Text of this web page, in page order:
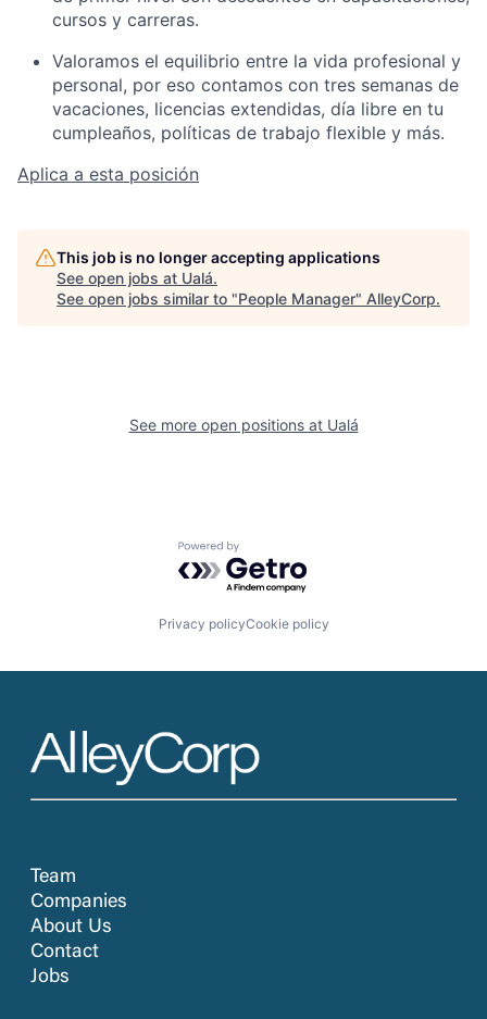
cursos y carreras.
Valoramos el equilibrio entre la vida profesional y
personal, por eso contamos con tres semanas de
vacaciones, licencias extendidas, día libre en tu
cumpleaños, políticas de trabajo flexible y más.
Aplica a esta posición
This job is no longer accepting applications
See open jobs at Ualá.
See open jobs similar to "People Manager" AlleyCorp.
See more open positions at Ualá
Powered by Getro.com
Privacy policyCookie policy
Team
Companies
About Us
Contact
Jobs